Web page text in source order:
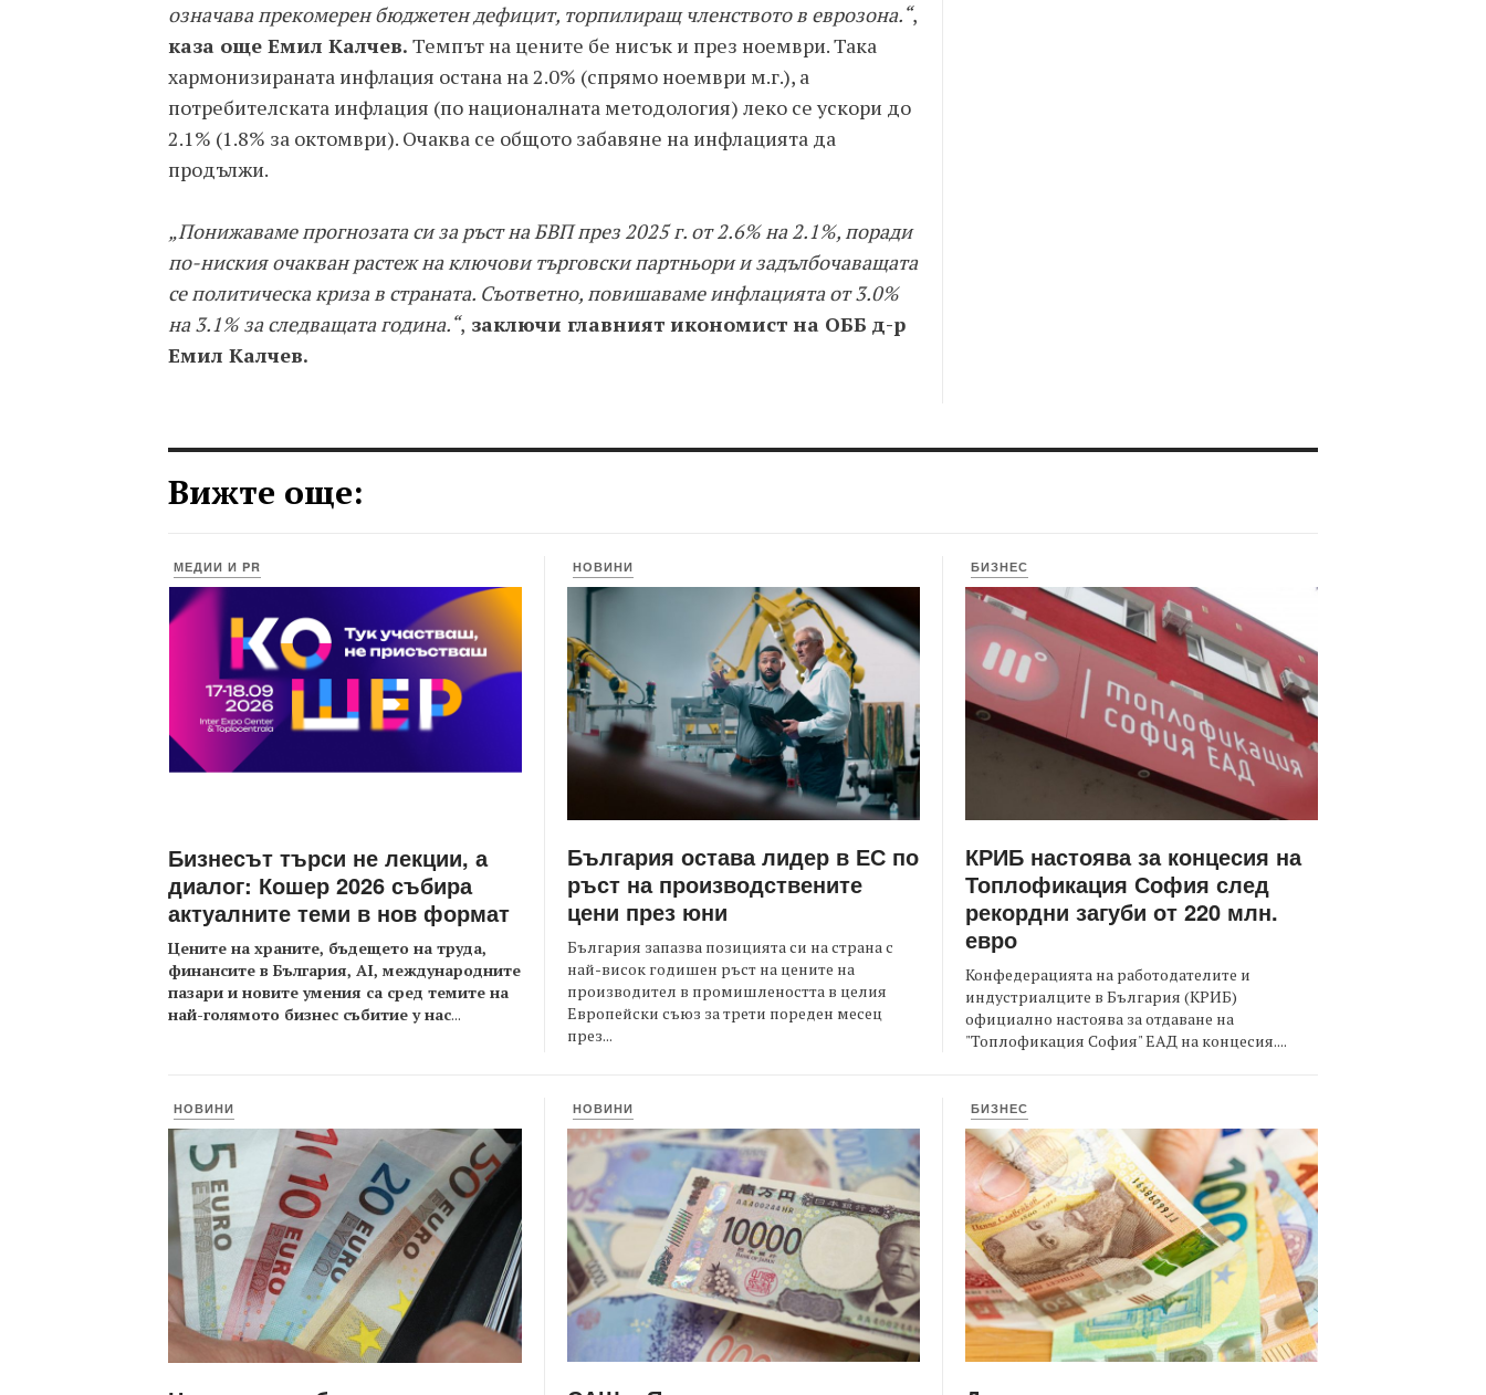
означава прекомерен бюджетен дефицит, торпилиращ членството в еврозона.“,
каза още Емил Калчев. Темпът на цените бе нисък и през ноември. Така
хармонизираната инфлация остана на 2.0% (спрямо ноември м.г.), а
потребителската инфлация (по националната методология) леко се ускори до
2.1% (1.8% за октомври). Очаква се общото забавяне на инфлацията да
продължи.
„Понижаваме прогнозата си за ръст на БВП през 2025 г. от 2.6% на 2.1%, поради
по-ниския очакван растеж на ключови търговски партньори и задълбочаващата
се политическа криза в страната. Съответно, повишаваме инфлацията от 3.0%
на 3.1% за следващата година.“, заключи главният икономист на ОББ д-р
Емил Калчев.
Вижте още:
МЕДИИ И PR
Бизнесът търси не лекции, а
диалог: Кошер 2026 събира
актуалните теми в нов формат
Цените на храните, бъдещето на труда,
финансите в България, AI, международните
пазари и новите умения са сред темите на
най-голямото бизнес събитие у нас...
НОВИНИ
България остава лидер в ЕС по
ръст на производствените
цени през юни
България запазва позицията си на страна с
най-висок годишен ръст на цените на
производител в промишлеността в целия
Европейски съюз за трети пореден месец
през...
БИЗНЕС
КРИБ настоява за концесия на
Топлофикация София след
рекордни загуби от 220 млн.
евро
Конфедерацията на работодателите и
индустриалците в България (КРИБ)
официално настоява за отдаване на
"Топлофикация София" ЕАД на концесия....
НОВИНИ НОВИНИ БИЗНЕС